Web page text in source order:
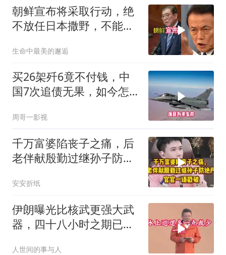
朝鲜宣布将采取行动，绝
不放任日本撒野，不能让
生命中最美的邂逅
买26架歼6竟不付钱，中
国7次追债无果，如今怎
周哥一影视
千万富婆陷丧子之痛，后
老伴献殷勤过继孙子防绝
安安折纸
伊朗曝光比核武更强大武
器，四十八小时之期已
人世间的事与人